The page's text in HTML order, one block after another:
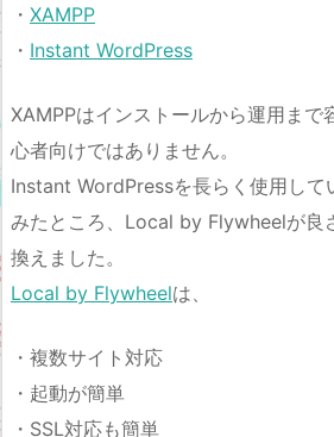
・ XAMPP
・ Instant WordPress
XAMPPはインストールから運用まで
心者向けではありません。
Instant WordPressを長らく使用して
みたところ、Local by Flywheelが良
換えました。
Local by Flywheelは、
・複数サイト対応
・起動が簡単
・SSL対応も簡単